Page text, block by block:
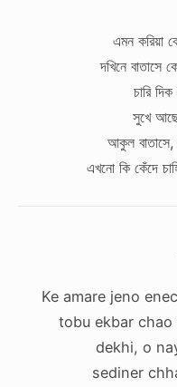
এমন করিয়া
দখিনে বাতাসে
চারি
সুখে আছে
আকুল বাতাসে,
এখনো কি কেঁদে
Ke amare jeno
tobu ekbar
dekhi, o
sediner